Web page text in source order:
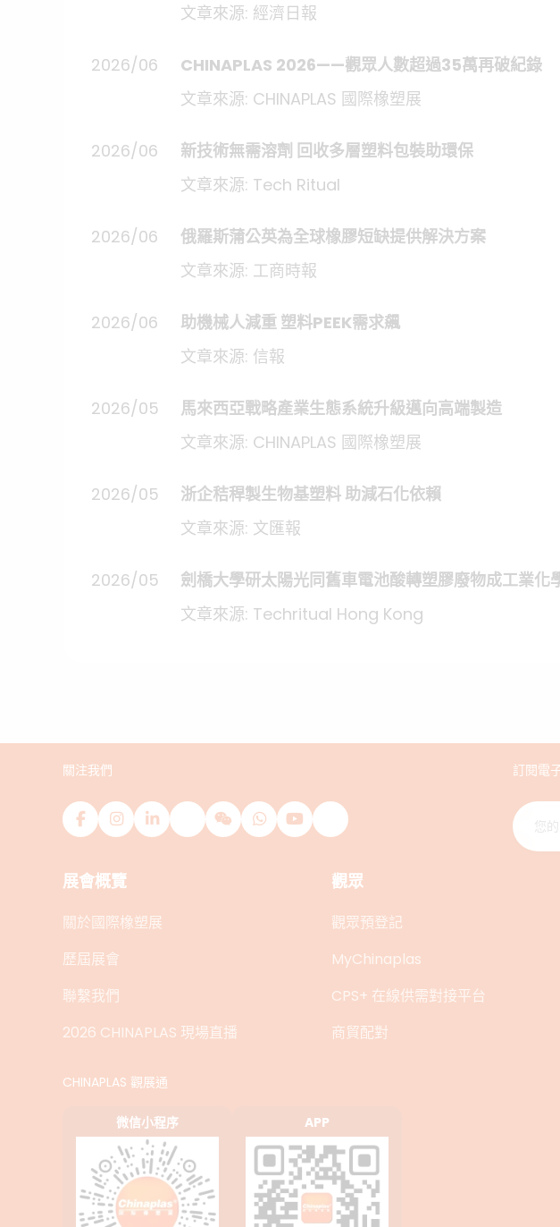
文章來源: 經濟日報
2026/06
CHINAPLAS 2026——觀眾人數超過35萬再破紀錄
文章來源: CHINAPLAS 國際橡塑展
2026/06
新技術無需溶劑 回收多層塑料包裝助環保
文章來源: Tech Ritual
2026/06
俄羅斯蒲公英為全球橡膠短缺提供解決方案
文章來源: 工商時報
2026/06
助機械人減重 塑料PEEK需求飆
文章來源: 信報
2026/05
馬來西亞戰略產業生態系統升級邁向高端製造
文章來源: CHINAPLAS 國際橡塑展
2026/05
浙企秸稈製生物基塑料 助減石化依賴
文章來源: 文匯報
2026/05
劍橋大學研太陽光同舊車電池酸轉塑膠廢物成工業化
文章來源: Techritual Hong Kong
關注我們 訂閱電
展會概覽
關於國際橡塑展
歷屆展會
聯繫我們
2026 CHINAPLAS 現場直播
觀眾
觀眾預登記
MyChinaplas
CPS+ 在線供需對接平台
商貿配對
CHINAPLAS 觀展通
微信小程序 APP